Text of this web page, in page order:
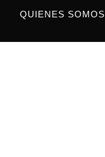
QUIENES SOMOS